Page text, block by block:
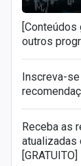
outros
Inscreva-
Receba as
atualizadas
[GRATUITO]